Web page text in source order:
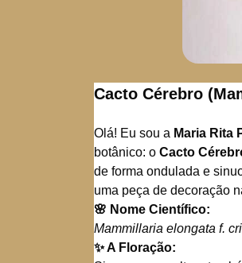
Cacto Cérebro
Olá! Eu sou a Maria Rita
botânico: o Cacto
de forma ondulada e
uma peça de decoração
🌸 Nome Científico:
Mammillaria elongata f.
✨ A Floração: